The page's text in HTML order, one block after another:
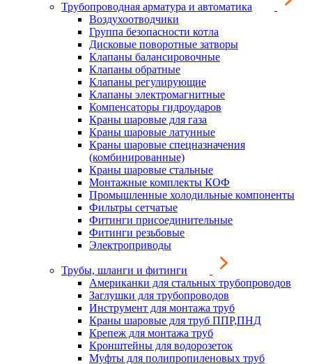
Трубопроводная арматура и автоматика
Воздухоотводчики
Группа безопасности котла
Дисковые поворотные затворы
Клапаны балансировочные
Клапаны обратные
Клапаны регулирующие
Клапаны электромагнитные
Компенсаторы гидроударов
Краны шаровые для газа
Краны шаровые латунные
Краны шаровые спецназначения
(комбинированные)
Краны шаровые стальные
Монтажные комплекты КОФ
Промышленные холодильные компоненты
Фильтры сетчатые
Фитинги присоединительные
Фитинги резьбовые
Электроприводы
Трубы, шланги и фитинги
Американки для стальных трубопроводов
Заглушки для трубопроводов
Инструмент для монтажа труб
Краны шаровые для труб ППР,ПНД
Крепеж для монтажа труб
Кронштейны для водорозеток
Муфты для полипропиленовых труб